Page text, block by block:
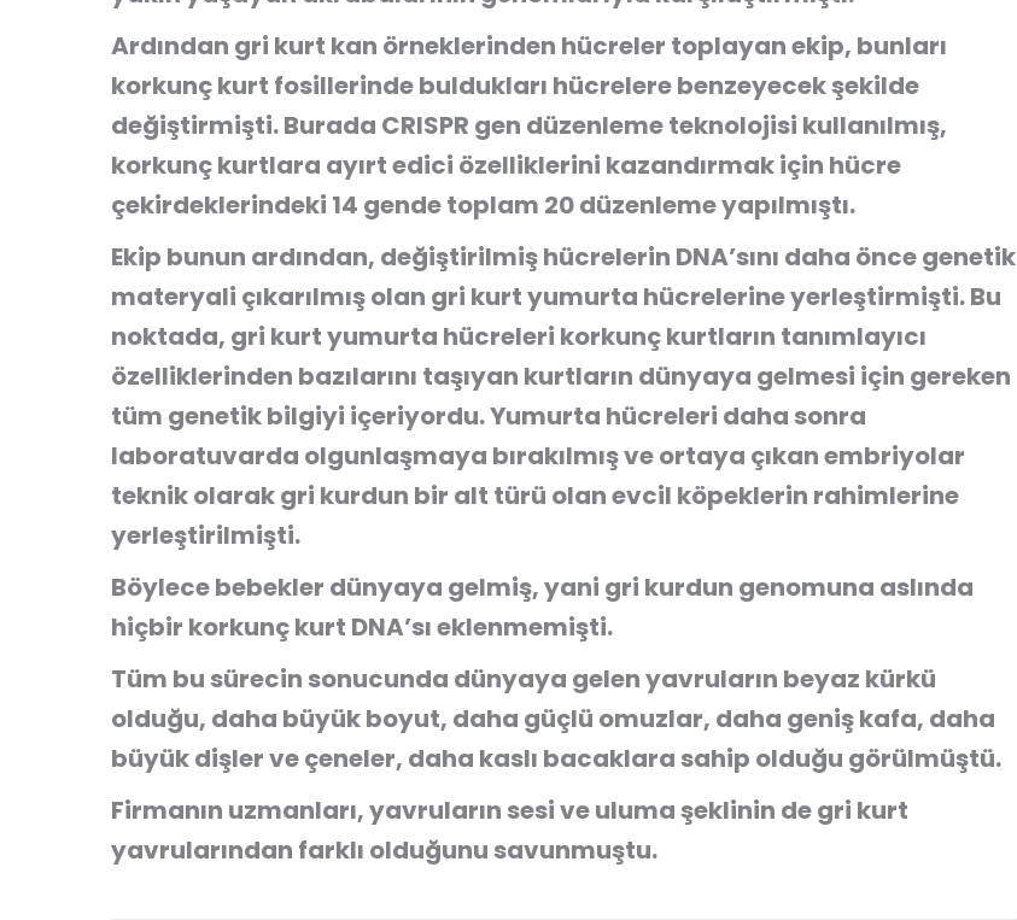
Ardından gri kurt kan örneklerinden hücreler toplayan ekip, bunları
korkunç kurt fosillerinde buldukları hücrelere benzeyecek şekilde
değiştirmişti. Burada CRISPR gen düzenleme teknolojisi kullanılmış,
korkunç kurtlara ayırt edici özelliklerini kazandırmak için hücre
çekirdeklerindeki 14 gende toplam 20 düzenleme yapılmıştı.
Ekip bunun ardından, değiştirilmiş hücrelerin DNA’sını daha önce genetik
materyali çıkarılmış olan gri kurt yumurta hücrelerine yerleştirmişti. Bu
noktada, gri kurt yumurta hücreleri korkunç kurtların tanımlayıcı
özelliklerinden bazılarını taşıyan kurtların dünyaya gelmesi için gereken
tüm genetik bilgiyi içeriyordu. Yumurta hücreleri daha sonra
laboratuvarda olgunlaşmaya bırakılmış ve ortaya çıkan embriyolar
teknik olarak gri kurdun bir alt türü olan evcil köpeklerin rahimlerine
yerleştirilmişti.
Böylece bebekler dünyaya gelmiş, yani gri kurdun genomuna aslında
hiçbir korkunç kurt DNA’sı eklenmemişti.
Tüm bu sürecin sonucunda dünyaya gelen yavruların beyaz kürkü
olduğu, daha büyük boyut, daha güçlü omuzlar, daha geniş kafa, daha
büyük dişler ve çeneler, daha kaslı bacaklara sahip olduğu görülmüştü.
Firmanın uzmanları, yavruların sesi ve uluma şeklinin de gri kurt
yavrularından farklı olduğunu savunmuştu.